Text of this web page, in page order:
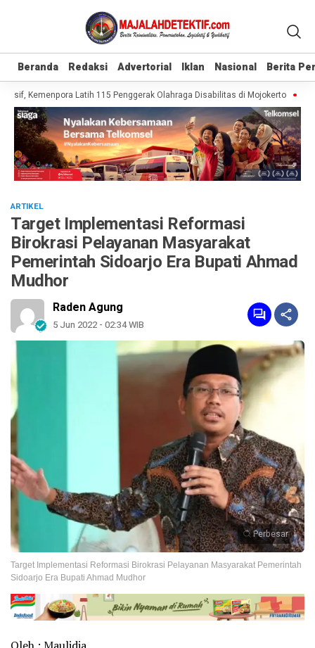
Beranda Redaksi Advertorial Iklan Nasional Berita
Beranda Redaksi Advertorial Iklan Nasional Berita
Kemenpora Latih 115 Penggerak Olahraga Disabilitas di Mojokerto
ARTIKEL
Target Implementasi Reformasi
Birokrasi Pelayanan Masyarakat
Pemerintah Sidoarjo Era Bupati Ahmad
Mudhor
Raden Agung
5 Jun 2022 - 02:34 WIB
Perbesar
Target Implementasi Reformasi Birokrasi Pelayanan Masyarakat Pemerintah
Sidoarjo Era Bupati Ahmad Mudhor